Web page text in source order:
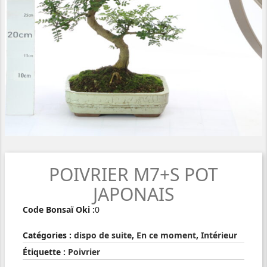
POIVRIER M7+S POT
JAPONAIS
Code Bonsaï Oki :0
Catégories : dispo de suite, En ce moment, Intérieur
Étiquette : Poivrier